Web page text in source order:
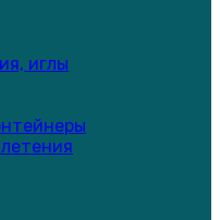
иглы